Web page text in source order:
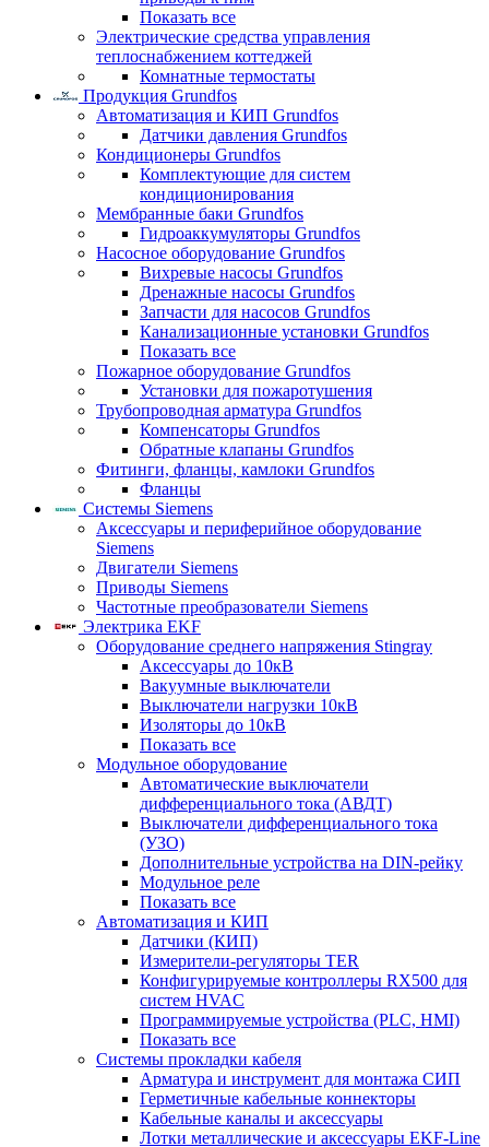
Показать все
Электрические средства управления
теплоснабжением коттеджей
Комнатные термостаты
Продукция Grundfos
Автоматизация и КИП Grundfos
Датчики давления Grundfos
Кондиционеры Grundfos
Комплектующие для систем
кондиционирования
Мембранные баки Grundfos
Гидроаккумуляторы Grundfos
Насосное оборудование Grundfos
Вихревые насосы Grundfos
Дренажные насосы Grundfos
Запчасти для насосов Grundfos
Канализационные установки Grundfos
Показать все
Пожарное оборудование Grundfos
Установки для пожаротушения
Трубопроводная арматура Grundfos
Компенсаторы Grundfos
Обратные клапаны Grundfos
Фитинги, фланцы, камлоки Grundfos
Фланцы
Системы Siemens
Аксессуары и периферийное оборудование
Siemens
Двигатели Siemens
Приводы Siemens
Частотные преобразователи Siemens
Электрика EKF
Оборудование среднего напряжения Stingray
Аксессуары до 10кВ
Вакуумные выключатели
Выключатели нагрузки 10кВ
Изоляторы до 10кВ
Показать все
Модульное оборудование
Автоматические выключатели
дифференциального тока (АВДТ)
Выключатели дифференциального тока
(УЗО)
Дополнительные устройства на DIN-рейку
Модульное реле
Показать все
Автоматизация и КИП
Датчики (КИП)
Измерители-регуляторы TER
Конфигурируемые контроллеры RX500 для
систем HVAC
Программируемые устройства (PLC, HMI)
Показать все
Системы прокладки кабеля
Арматура и инструмент для монтажа СИП
Герметичные кабельные коннекторы
Кабельные каналы и аксессуары
Лотки металлические и аксессуары EKF-Line